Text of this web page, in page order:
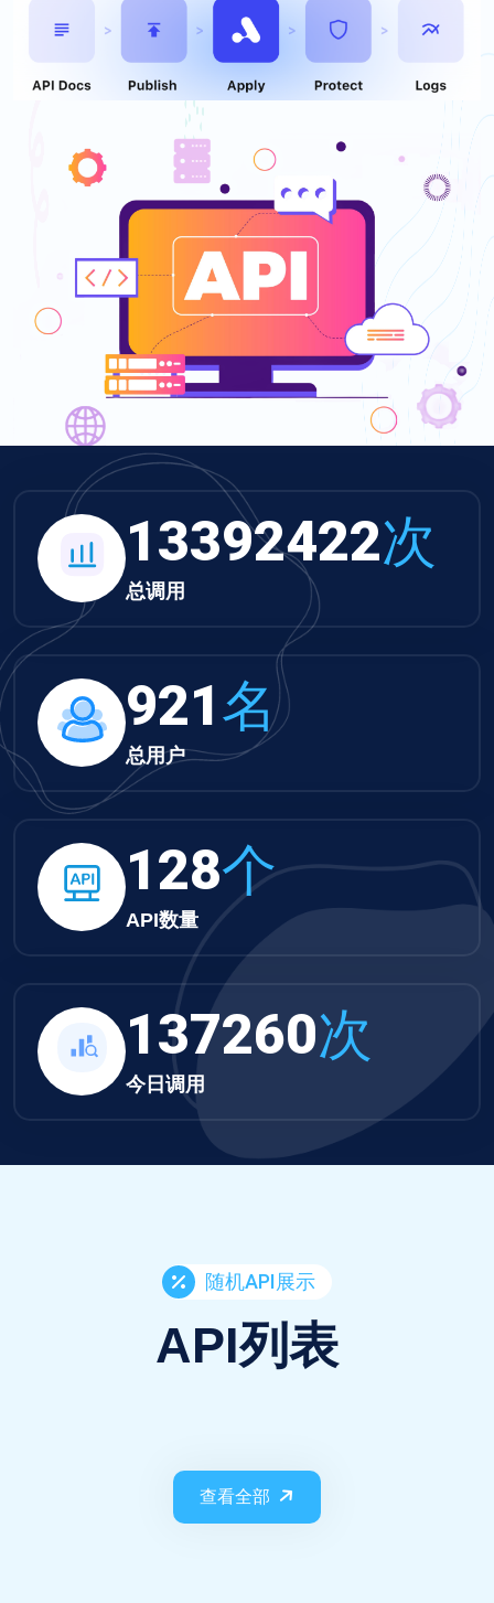
13854230次
总调用
953名
总用户
132个
API数量
141993次
今日调用
随机API展示
API列表
查看全部